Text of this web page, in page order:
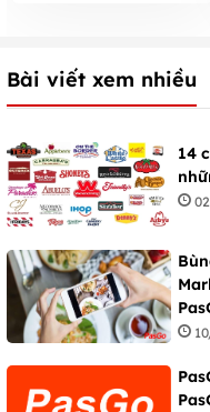
Bài viết xem nhiều
14